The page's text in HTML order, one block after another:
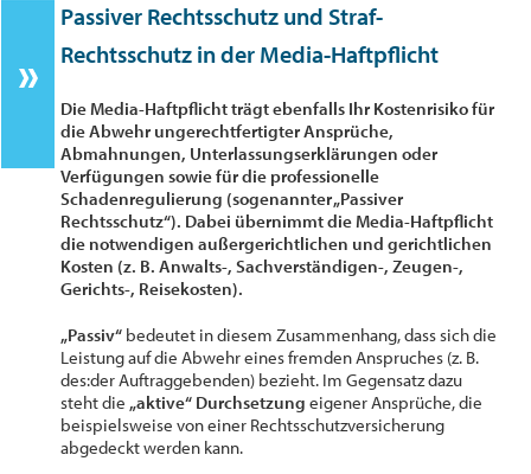
Passiver Rechtsschutz und Straf-
Rechtsschutz in der Media-Haftpflicht
Die Media-Haftpflicht trägt ebenfalls Ihr Kostenrisiko für
die Abwehr ungerechtfertigter Ansprüche,
Abmahnungen, Unterlassungserklärungen oder
Verfügungen sowie für die professionelle
Schadenregulierung (sogenannter „Passiver
Rechtsschutz“). Dabei übernimmt die Media-Haftpflicht
die notwendigen außergerichtlichen und gerichtlichen
Kosten (z. B. Anwalts-, Sachverständigen-, Zeugen-,
Gerichts-, Reisekosten).
„Passiv“ bedeutet in diesem Zusammenhang, dass sich die
Leistung auf die Abwehr eines fremden Anspruches (z. B.
des:der Auftraggebenden) bezieht. Im Gegensatz dazu
steht die „aktive“ Durchsetzung eigener Ansprüche, die
beispielsweise von einer Rechtsschutzversicherung
abgedeckt werden kann.